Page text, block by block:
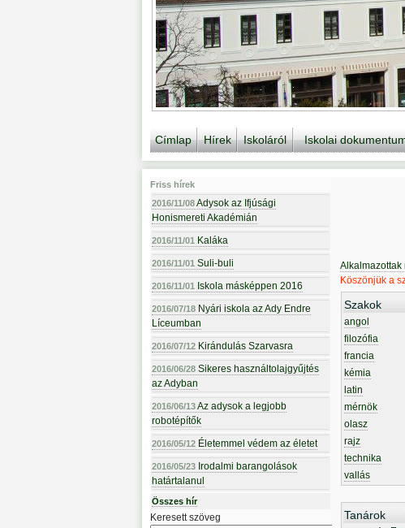
Címlap Hírek Iskoláról Iskolai
Friss hírek
2016/11/08Adysok az Ifjúsági
Honismereti Akadémián
2016/11/01 Kaláka
2016/11/01 Suli-buli
2016/11/01 Iskola másképpen 2016
2016/07/18 Nyári iskola az Ady Endre
Líceumban
2016/07/12 Kirándulás Szarvasra
2016/06/28 Sikeres használtolajgyűjtés
az Adyban
2016/06/13Az adysok a legjobb
robotépítők
2016/05/12 Életemmel védem az életet
2016/05/23 Irodalmi barangolások
határtalanul
Összes hír
Keresett szöveg
Alkalmazottak
Köszönjük a
Szakok
angol
filozófia
francia
kémia
latin
mérnök
olasz
rajz
technika
vallás
Tanárok